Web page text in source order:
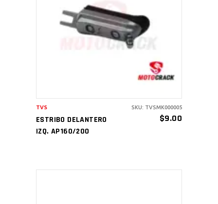
AÑADIR AL CARRITO
ESTRIBO DELANTERO
IZQ. AP160/200
$9.00
TVS SKU: TVSMK000005